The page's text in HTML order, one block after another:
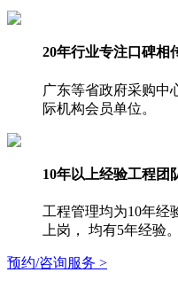
20年行业专注口碑相
广东等省政府采购中
际机构会员单位。
10年以上经验工程团
工程管理均为10年经
上岗， 均有5年经验。
预约/咨询服务 >